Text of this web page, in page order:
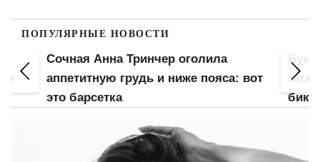
ПОПУЛЯРНЫЕ НОВОСТИ
Анна Тринчер оголила
грудь и ниже пояса: вот
барсетка
Буквально
засветила
бикини и